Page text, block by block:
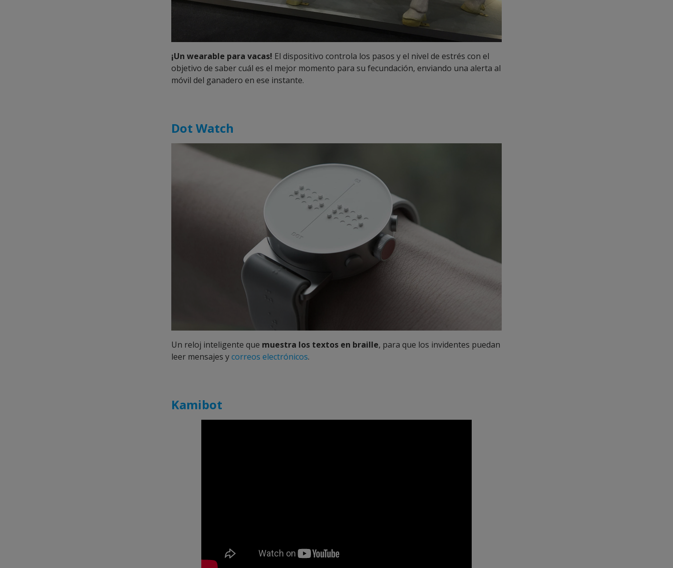
¡Un wearable para vacas! El dispositivo controla los pasos y el nivel de estrés con el
objetivo de saber cuál es el mejor momento para su fecundación, enviando una alerta al
móvil del ganadero en ese instante.
Dot Watch
Un reloj inteligente que muestra los textos en braille, para que los invidentes puedan
leer mensajes ycorreos electrónicos.
Kamibot